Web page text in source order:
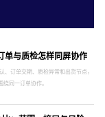
单与质检怎样同屏协作
、订单交期、质检异常和出货节点，
同一订单协作。